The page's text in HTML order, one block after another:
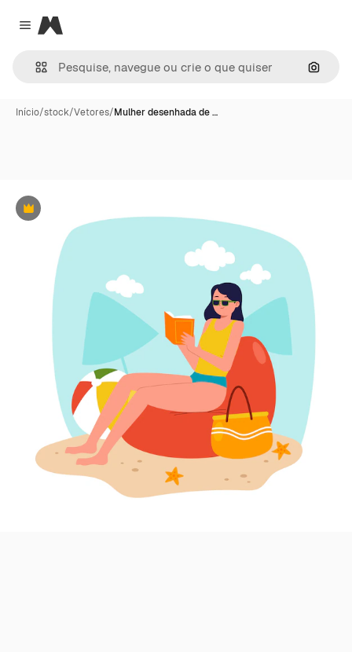
Close menu
Magnific
Início/stock/Vetores/Mulher desenhada de …
Premium